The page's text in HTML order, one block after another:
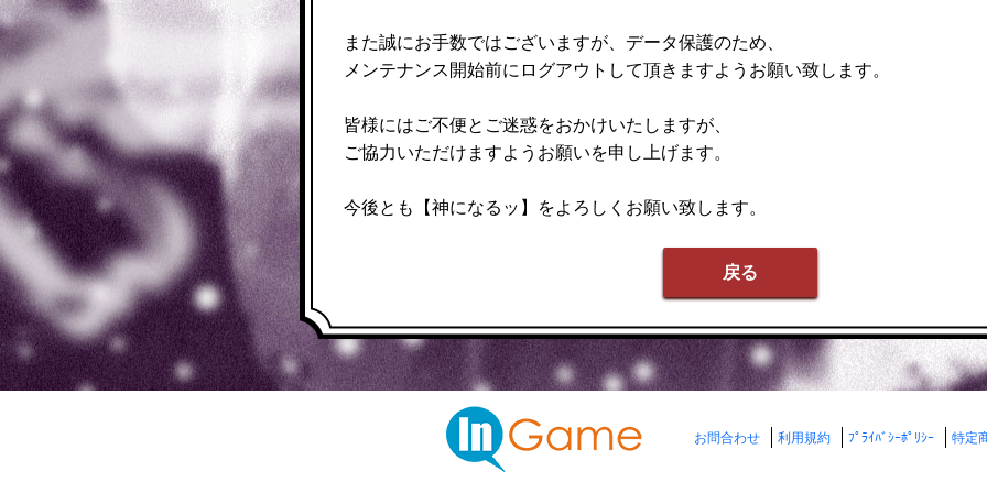
また誠にお手数ではございますが、データ保護のため、
メンテナンス開始前にログアウトして頂きますようお願い致します。
皆様にはご不便とご迷惑をおかけいたしますが、
ご協力いただけますようお願いを申し上げます。
今後とも【神になるッ】をよろしくお願い致します。
戻る
お問合わせ 利用規約 ﾌﾟﾗｲﾊﾞｼｰﾎﾟﾘｼｰ 特定